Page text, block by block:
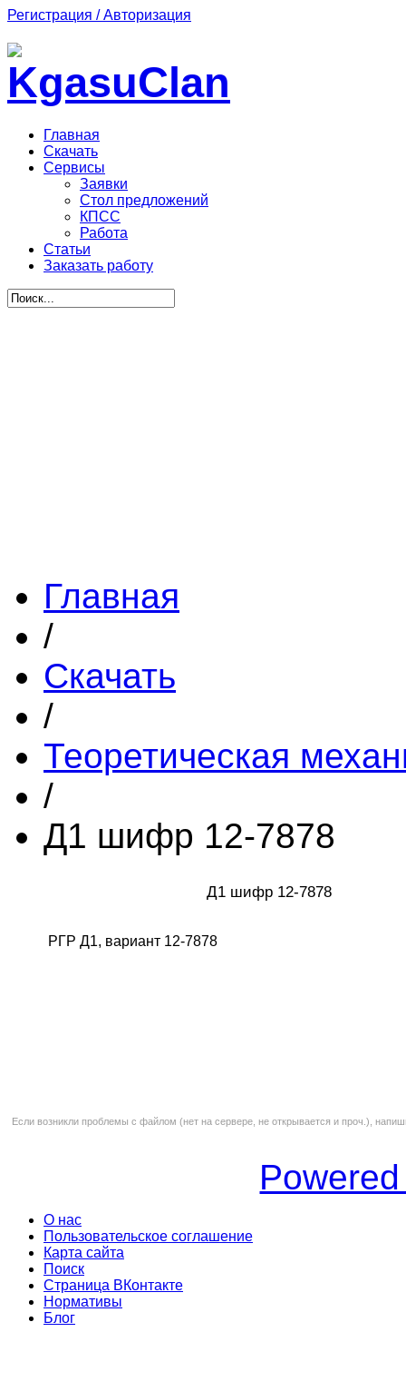
Регистрация / Авторизация
Главная
Скачать
Сервисы
Заявки
Стол предложений
КПСС
Работа
Статьи
Заказать работу
Главная
/
Скачать
/
Теоретическая
/
Д1 шифр 12-7878
Д1 шифр 12-7878
РГР Д1, вариант 12-7878
Если возникли проблемы с файлом (нет на сервере, не открывается и проч.),
О нас
Пользовательское соглашение
Карта сайта
Поиск
Страница ВКонтакте
Нормативы
Блог